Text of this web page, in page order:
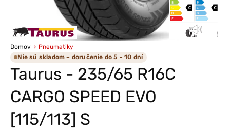
Domov
Pneumatiky
Nie sú skladom – doručenie do 5 - 10 dní
Taurus - 235/65 R16C
CARGO SPEED EVO
[115/113] S